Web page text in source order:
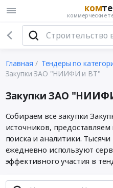
ком
коммерческие
Главная Тендеры по
Закупки ЗАО "НИИФИ и ВТ"
Закупки ЗАО
Собираем все закупки
источников,
поиска и аналитики.
ежедневно используют
эффективного участия в